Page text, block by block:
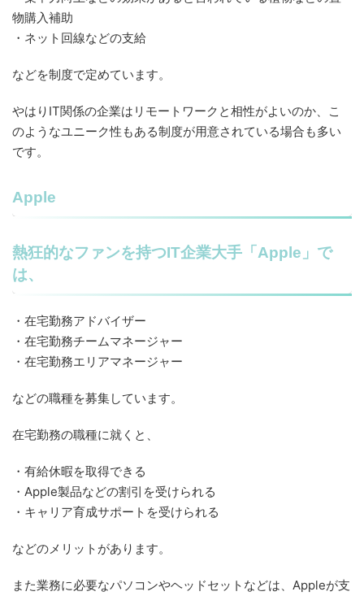
物購入補助
・ネット回線などの支給
などを制度で定めています。
やはりIT関係の企業はリモートワークと相性がよいのか、こ
のようなユニーク性もある制度が用意されている場合も多い
です。
Apple
熱狂的なファンを持つIT企業大手「Apple」で
は、
・在宅勤務アドバイザー
・在宅勤務チームマネージャー
・在宅勤務エリアマネージャー
などの職種を募集しています。
在宅勤務の職種に就くと、
・有給休暇を取得できる
・Apple製品などの割引を受けられる
・キャリア育成サポートを受けられる
などのメリットがあります。
また業務に必要なパソコンやヘッドセットなどは、Appleが支